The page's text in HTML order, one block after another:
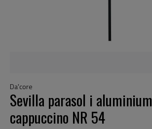
Da'core
Sevilla parasol i
cappuccino NR 54